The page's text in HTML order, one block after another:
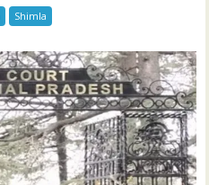
Shimla